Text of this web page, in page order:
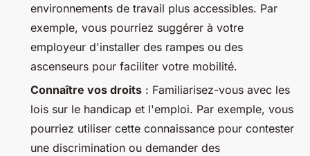
environnements de travail plus accessibles. Par
exemple, vous pourriez suggérer à votre
employeur d'installer des rampes ou des
ascenseurs pour faciliter votre mobilité.
Connaître vos droits : Familiarisez-vous avec les
lois sur le handicap et l'emploi. Par exemple, vous
pourriez utiliser cette connaissance pour contester
une discrimination ou demander des